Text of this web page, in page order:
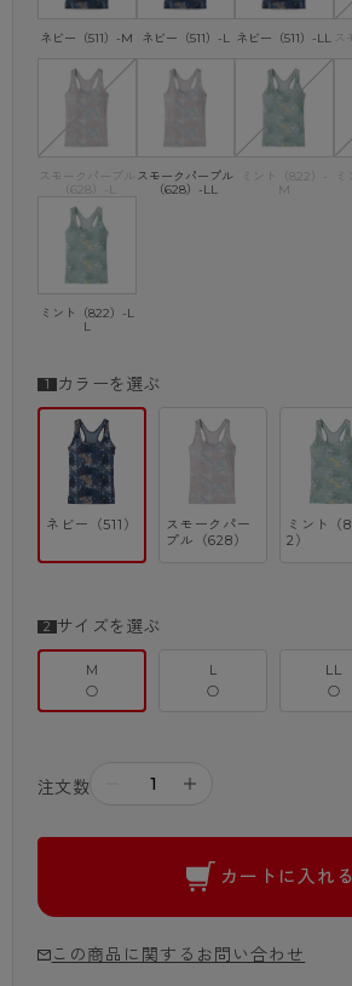
ネビー（511）-M ネビー（511）-L ネビー（511）-LL
スモークパープル
（628）-L
スモークパープル
（628）-LL
ミント（822）-
M
ミント（822）-L
L
カラーを選ぶ
ネビー（511）
スモークパー
プル（628）
ミント（
2）
サイズを選ぶ
M
○
L
○
LL
○
注文数 ＋
カートに入れる
この商品に関するお問い合わせ